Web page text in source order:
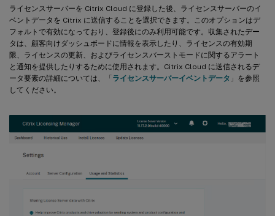
ライセンスサーバーを Citrix Cloud に登録した後、ライセンスサーバーのイ
ベントデータを Citrix に送信することを選択できます。このオプションはデ
フォルトで有効になっており、登録後にのみ利用可能です。収集されたデー
タは、顧客向けダッシュボードに情報を表示したり、ライセンスの有効期
限、ライセンスの更新、およびライセンスバーストモードに関するアラート
と通知を提供したりするために使用されます。Citrix Cloud に送信されるデ
ータ要素の詳細については、「 ライセンスサーバーイベントデータ 」を参照
してください。